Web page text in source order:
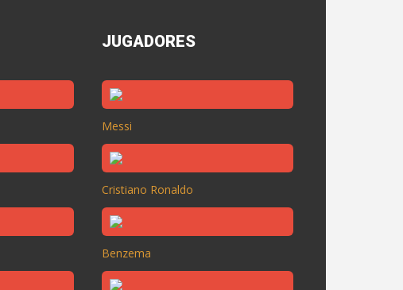
JUGADORES
Messi
Cristiano Ronaldo
Benzema